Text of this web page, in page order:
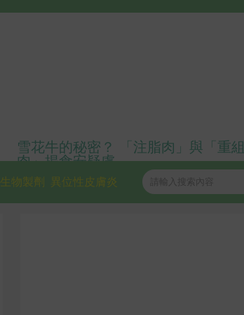
雪花牛的秘密？ 「注脂肉」與「重
肉」揭食安疑慮
異位性皮膚炎
生物製劑